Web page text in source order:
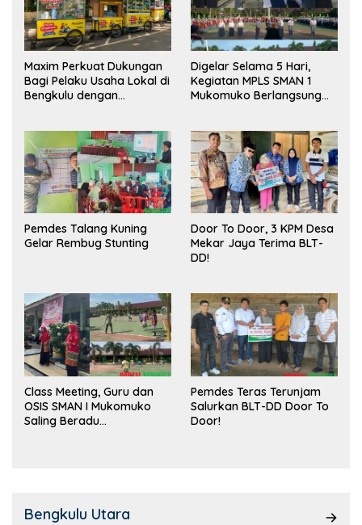
Maxim Perkuat Dukungan
Bagi Pelaku Usaha Lokal di
Bengkulu dengan
Pasar
Digelar Selama 5 Hari,
Kegiatan MPLS SMAN 1
Mukomuko Berlangsung
Pemdes Talang Kuning
Gelar Rembug Stunting
Door To Door, 3 KPM Desa
Mekar Jaya Terima BLT-
DD!
Class Meeting, Guru dan
OSIS SMAN I Mukomuko
Saling Beradu
Pemdes Teras Terunjam
Salurkan BLT-DD Door To
Door!
Bengkulu Utara